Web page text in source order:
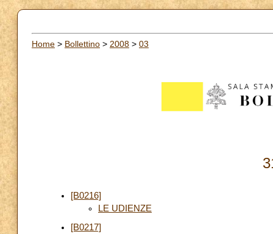
Home > Bollettino > 2008 > 03
[B0216]
LE UDIENZE
[B0217]